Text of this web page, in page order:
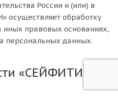
России и (или) в
осуществляет обработку
правовых основаниях,
персональных данных.
«СЕЙФИТИ»